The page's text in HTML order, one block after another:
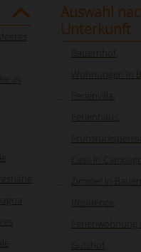
in
Auswahl
Unterkunft
Bauernhof
Wohnungen In
Ferienvilla
Ferienhaus
Casa In
Zimmer In
Residence
Ferienwohnung
Gutshof